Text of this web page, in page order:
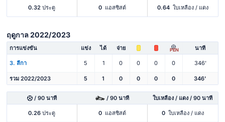
0.32 ประตู 0 แอสซิสต์ 0.64 ใบเหลือง / แดง
ฤดูกาล 2022/2023
การแข่งขัน แข่ง ได้ จ่าย PEN นาที
3. ลีกา 5 1 0 0 0 0 346'
รวม 2022/2023 5 1 0 0 0 0 346'
/ 90 นาที / 90 นาที ใบเหลือง / แดง / 90 นาที
0.26 ประตู 0 แอสซิสต์ 0 ใบเหลือง / แดง